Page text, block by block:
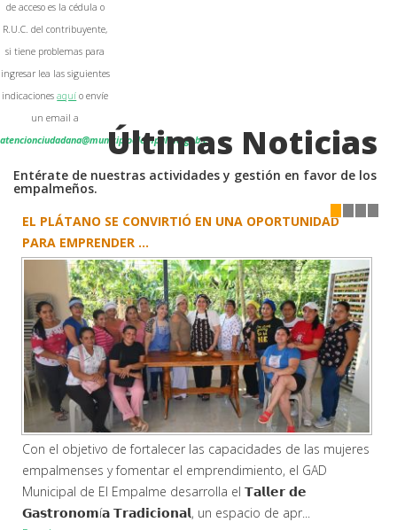
de acceso es la cédula o
R.U.C. del contribuyente,
si tiene problemas para
ingresar lea las siguientes
indicacionesaquí o envíe
un email a
atencionciudadana@municipioelempalme.gob.ecÚltimas Noticias
Entérate de nuestras actividades y gestión en favor de los
empalmeños.
1 2 3
EL PLÁTANO SE CONVIRTIÓ EN UNA OPORTUNIDAD
PARA EMPRENDER ...
Con el objetivo de fortalecer las capacidades de las mujeres
empalmenses y fomentar el emprendimiento, el GAD
Municipal de El Empalme desarrolla el 𝗧𝗮𝗹𝗹𝗲𝗿 𝗱𝗲
𝗚𝗮𝘀𝘁𝗿𝗼𝗻𝗼𝗺í𝗮 𝗧𝗿𝗮𝗱𝗶𝗰𝗶𝗼𝗻𝗮𝗹, un espacio de apr...